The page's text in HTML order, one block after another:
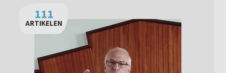
111
ARTIKELEN